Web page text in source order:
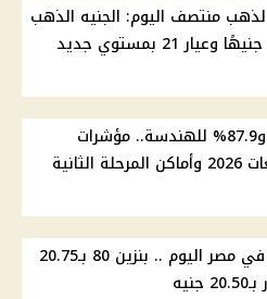
منتصف اليوم: الجنيه الذهب
92.8% للطب و87.9% للهندسة.. مؤشرات
أسعار الوقود في مصر اليوم .. بنزين 80 بـ20.75